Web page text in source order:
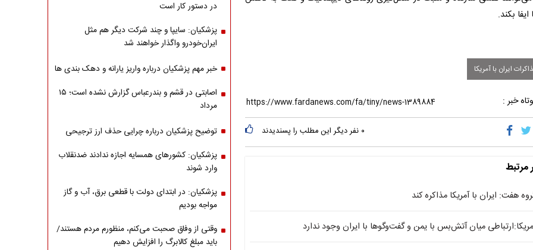
بکند.
ایران با آمریکا
خبر :
۰ نفر دیگر این مطلب را پسندیدند
مرتبط
هفت: ایران با آمریکا مذاکره کند
میان آتش‌بس با یمن و گفت‌وگوها با ایران وجود ندارد
در دستور کار است
پزشکیان: سایپا و چند شرکت دیگر هم مثل
ایران‌خودرو واگذار خواهند شد
خبر مهم پزشکیان درباره واریز یارانه و دهک بندی ها
اصابتی در قشم و بندرعباس گزارش نشده است؛ ۱۵
مرداد
توضیح پزشکیان درباره چرایی حذف ارز ترجیحی
پزشکیان: کشورهای همسایه اجازه ندادند ضدنقلاب
وارد شوند
پزشکیان: در ابتدای دولت با قطعی برق، آب و گاز
مواجه بودیم
وقتی از وفاق صحبت می‌کنم، منظورم مردم هستند/
باید مبلغ کالابرگ را افزایش دهیم